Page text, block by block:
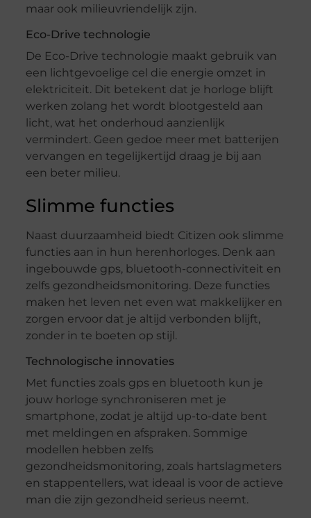
maar ook milieuvriendelijk zijn.
Eco-Drive technologie
De Eco-Drive technologie maakt gebruik van
een lichtgevoelige cel die energie omzet in
elektriciteit. Dit betekent dat je horloge blijft
werken zolang het wordt blootgesteld aan
licht, wat het onderhoud aanzienlijk
vermindert. Geen gedoe meer met batterijen
vervangen en tegelijkertijd draag je bij aan
een beter milieu.
Slimme functies
Naast duurzaamheid biedt Citizen ook slimme
functies aan in hun herenhorloges. Denk aan
ingebouwde gps, bluetooth-connectiviteit en
zelfs gezondheidsmonitoring. Deze functies
maken het leven net even wat makkelijker en
zorgen ervoor dat je altijd verbonden blijft,
zonder in te boeten op stijl.
Technologische innovaties
Met functies zoals gps en bluetooth kun je
jouw horloge synchroniseren met je
smartphone, zodat je altijd up-to-date bent
met meldingen en afspraken. Sommige
modellen hebben zelfs
gezondheidsmonitoring, zoals hartslagmeters
en stappentellers, wat ideaal is voor de actieve
man die zijn gezondheid serieus neemt.